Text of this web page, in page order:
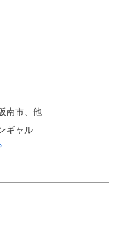
南市、他
ギャル